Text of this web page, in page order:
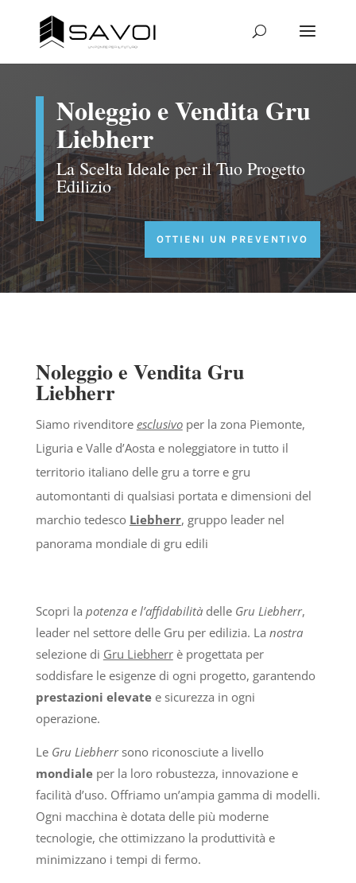
Noleggio e Vendita Gru
Liebherr
La Scelta Ideale per il Tuo Progetto
Edilizio
OTTIENI UN PREVENTIVO
Noleggio e Vendita Gru
Liebherr
Siamo rivenditore esclusivoper la zona Piemonte,
Liguria e Valle d’Aosta e noleggiatore in tutto il
territorio italiano delle gru a torre e gru
automontanti di qualsiasi portata e dimensioni del
marchio tedesco Liebherr, gruppo leader nel
panorama mondiale di gru edili
Scopri la potenza e l’affidabilitàdelle Gru Liebherr,
leader nel settore delle Gru per edilizia. La nostra
selezione di Gru Liebherrè progettata per
soddisfare le esigenze di ogni progetto, garantendo
prestazioni elevatee sicurezza in ogni
operazione.
Le Gru Liebherrsono riconosciute a livello
mondialeper la loro robustezza, innovazione e
facilità d’uso. Offriamo un’ampia gamma di modelli.
Ogni macchina è dotata delle più moderne
tecnologie, che ottimizzano la produttività e
minimizzano i tempi di fermo.